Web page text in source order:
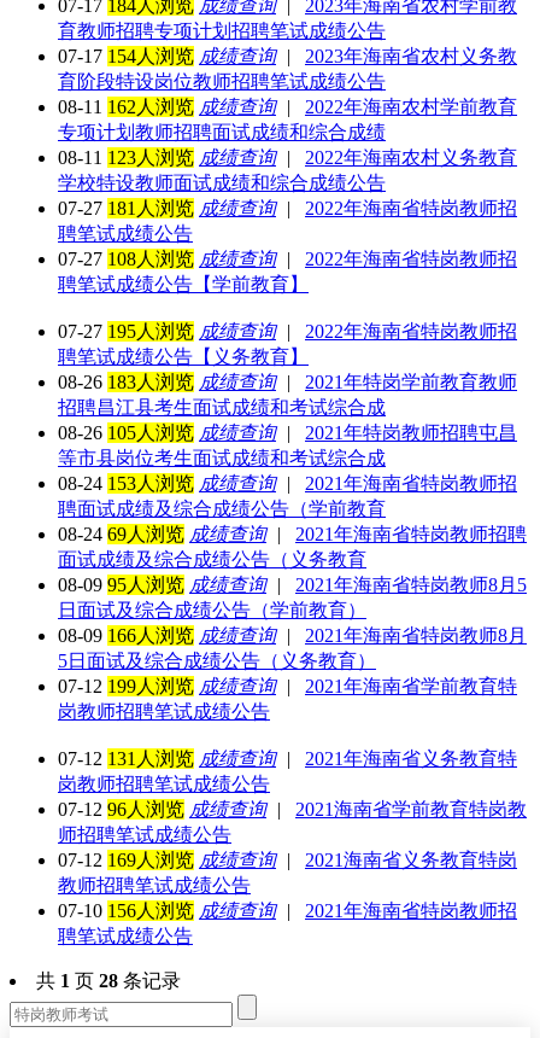
07-17 184人浏览 成绩查询|
2023年海南省农村学前教
育教师招聘专项计划招聘笔试成绩公告
07-17 154人浏览 成绩查询|
2023年海南省农村义务教
育阶段特设岗位教师招聘笔试成绩公告
08-11 162人浏览 成绩查询|
2022年海南农村学前教育
专项计划教师招聘面试成绩和综合成绩
08-11 123人浏览 成绩查询|
2022年海南农村义务教育
学校特设教师面试成绩和综合成绩公告
07-27 181人浏览 成绩查询|
2022年海南省特岗教师招
聘笔试成绩公告
07-27 108人浏览 成绩查询|
2022年海南省特岗教师招
聘笔试成绩公告【学前教育】
07-27 195人浏览 成绩查询|
2022年海南省特岗教师招
聘笔试成绩公告【义务教育】
08-26 183人浏览 成绩查询|
2021年特岗学前教育教师
招聘昌江县考生面试成绩和考试综合成
08-26 105人浏览 成绩查询|
2021年特岗教师招聘屯昌
等市县岗位考生面试成绩和考试综合成
08-24 153人浏览 成绩查询|
2021年海南省特岗教师招
聘面试成绩及综合成绩公告（学前教育
08-24 69人浏览 成绩查询|
2021年海南省特岗教师招聘
面试成绩及综合成绩公告（义务教育
08-09 95人浏览 成绩查询|
2021年海南省特岗教师8月5
日面试及综合成绩公告（学前教育）
08-09 166人浏览 成绩查询|
2021年海南省特岗教师8月
5日面试及综合成绩公告（义务教育）
07-12 199人浏览 成绩查询|
2021年海南省学前教育特
岗教师招聘笔试成绩公告
07-12 131人浏览 成绩查询|
2021年海南省义务教育特
岗教师招聘笔试成绩公告
07-12 96人浏览 成绩查询|
2021海南省学前教育特岗教
师招聘笔试成绩公告
07-12 169人浏览 成绩查询|
2021海南省义务教育特岗
教师招聘笔试成绩公告
07-10 156人浏览 成绩查询|
2021年海南省特岗教师招
聘笔试成绩公告
共 1 页 28 条记录